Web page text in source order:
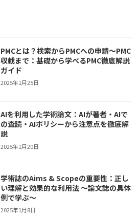
PMCとは？検索からPMCへの申請～PMC
収載まで：基礎から学べるPMC徹底解説
ガイド
2025年1月25日
AIを利用した学術論文：AIが著者・AIで
の査読・AIポリシーから注意点を徹底解
説
2025年1月20日
学術誌のAims & Scopeの重要性：正し
い理解と効果的な利用法 〜論文誌の具体
例で学ぶ〜
2025年1月8日